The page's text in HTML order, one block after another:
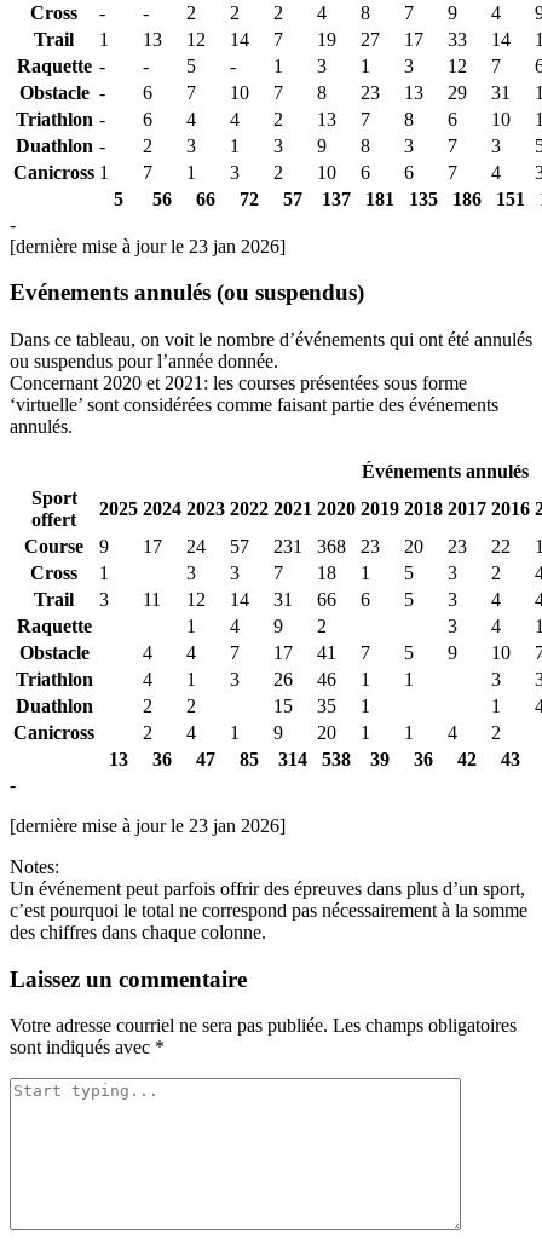
Cross
- - 2 2 2 4 8 7 9 4
Trail
1 13 12 14 7 19 27 17 33 14
Raquette - - 5 - 1 3 1 3 12 7
Obstacle - 6 7 10 7 8 23 13 29 31
Triathlon - 6 4 4 2 13 7 8 6 10
Duathlon - 2 3 1 3 9 8 3 7 3
Canicross 1 7 1 3 2 10 6 6 7 4
5
56 66 72 57 137 181 135 186 151
-
[dernière mise à jour le 23 jan 2026]
Evénements annulés (ou suspendus)
Dans ce tableau, on voit le nombre d’événements qui ont été annulés
ou suspendus pour l’année donnée.
Concernant 2020 et 2021: les courses présentées sous forme
‘virtuelle’ sont considérées comme faisant partie des événements
annulés.
Événements annulés
Sport
offert
2025 2024 2023 2022 2021 2020 2019 2018 2017 2016
Course
9 17 24 57 231 368 23 20 23 22
Cross
1 3 3 7 18 1 5 3 2
Trail
3 11 12 14 31 66 6 5 3 4
Raquette
1 4 9 2 3 4
Obstacle
4 4 7 17 41 7 5 9 10
Triathlon
4 1 3 26 46 1 1 3
Duathlon
2 2 15 35 1 1
Canicross
2 4 1 9 20 1 1 4
2
13
36 47 85 314 538 39 36 42
43
-
[dernière mise à jour le 23 jan 2026]
Notes:
Un événement peut parfois offrir des épreuves dans plus d’un sport,
c’est pourquoi le total ne correspond pas nécessairement à la somme
des chiffres dans chaque colonne.
Laissez un commentaire
Votre adresse courriel ne sera pas publiée. Les champs obligatoires
sont indiqués avec *